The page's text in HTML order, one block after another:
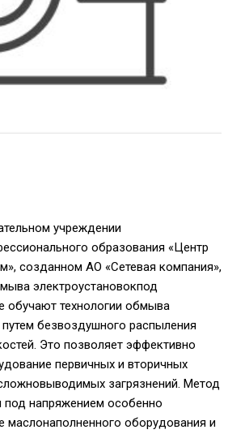
учреждении
образования «Центр
созданном АО «Сетевая компания»,
электроустановокпод
обучают технологии обмыва
безвоздушного распыления
Это позволяет эффективно
первичных и вторичных
загрязнений. Метод
под напряжением особенно
маслонаполненного оборудования и